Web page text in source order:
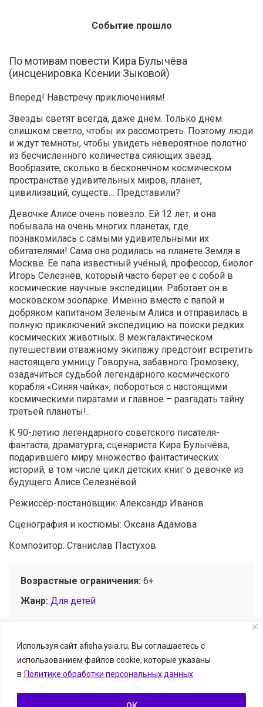
Используя сайт afisha.ysia.ru, Вы соглашаетесь с
использованием файлов cookie, которые указаны
в Политике обработки персональных данных
Событие прошло
По мотивам повести Кира Булычёва
(инсценировка Ксении Зыковой)
Вперед! Навстречу приключениям!
Звёзды светят всегда, даже днём. Только днём
слишком светло, чтобы их рассмотреть. Поэтому люди
и ждут темноты, чтобы увидеть невероятное полотно
из бесчисленного количества сияющих звёзд.
Вообразите, сколько в бесконечном космическом
пространстве удивительных миров, планет,
цивилизаций, существ… Представили?
Девочке Алисе очень повезло. Ей 12 лет, и она
побывала на очень многих планетах, где
познакомилась с самыми удивительными их
обитателями! Сама она родилась на планете Земля в
Москве. Ее папа известный учёный, профессор, биолог
Игорь Селезнёв, который часто берет её с собой в
космические научные экспедиции. Работает он в
московском зоопарке. Именно вместе с папой и
добряком капитаном Зелёным Алиса и отправилась в
полную приключений экспедицию на поиски редких
космических животных. В межгалактическом
путешествии отважному экипажу предстоит встретить
настоящего умницу Говоруна, забавного Громозеку,
озадачиться судьбой легендарного космического
корабля «Синяя чайка», побороться с настоящими
космическими пиратами и главное – разгадать тайну
третьей планеты!..
К 90-летию легендарного советского писателя-
фантаста, драматурга, сценариста Кира Булычёва,
подарившего миру множество фантастических
историй, в том числе цикл детских книг о девочке из
будущего Алисе Селезнёвой.
Режиссёр-постановщик: Александр Иванов
Сценография и костюмы: Оксана Адамова
Композитор: Станислав Пастухов
Возрастные ограничения: 6+
Жанр: Для детей
© Афиша.ЯСИА I Все развлечения Якутска и Якутии, 2026
Размещение информации о событии — бесплатно.